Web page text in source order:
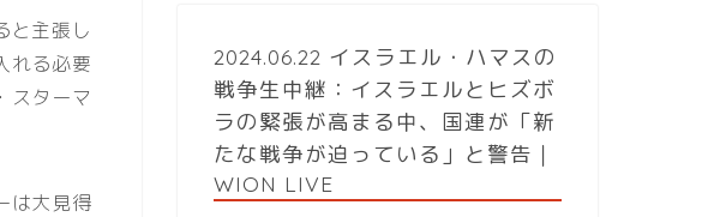
と主張し
れる必要
スターマ
は大見得
2024.06.22 イスラエル・ハマスの
戦争生中継：イスラエルとヒズボ
ラの緊張が高まる中、国連が「新
たな戦争が迫っている」と警告｜
WION LIVE